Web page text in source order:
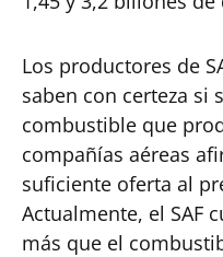
Los productores de
saben con certeza si
combustible que
compañías aéreas
suficiente oferta al
Actualmente, el SAF
más que el